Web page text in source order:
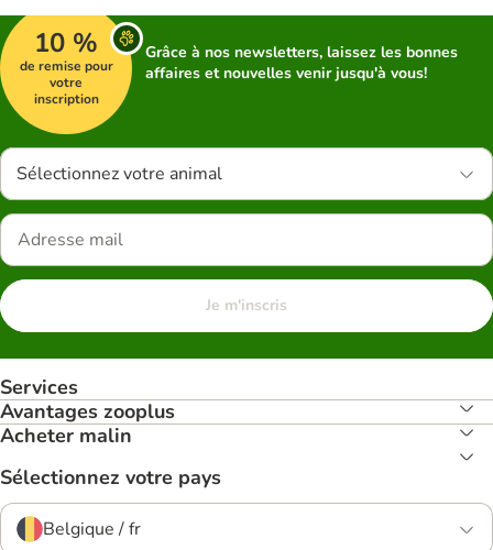
10 %
de remise pour
votre
inscription
Grâce à nos newsletters, laissez les bonnes
affaires et nouvelles venir jusqu'à vous!
Sélectionnez votre animal
Je m'inscris
Services
Avantages zooplus
Acheter malin
Sélectionnez votre pays
Belgique / fr